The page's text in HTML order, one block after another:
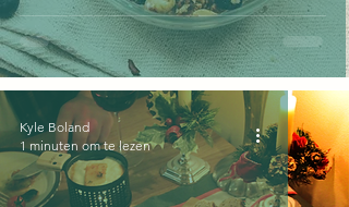
Kyle Boland
1 minuten om te lezen